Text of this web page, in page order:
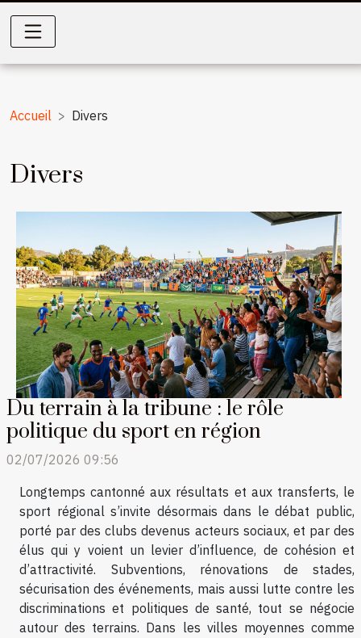
Accueil Divers
Divers
Du terrain à la tribune : le rôle
politique du sport en région
02/07/2026 09:56
Longtemps cantonné aux résultats et aux transferts, le
sport régional s’invite désormais dans le débat public,
porté par des clubs devenus acteurs sociaux, et par des
élus qui y voient un levier d’influence, de cohésion et
d’attractivité. Subventions, rénovations de stades,
sécurisation des événements, mais aussi lutte contre les
discriminations et politiques de santé, tout se négocie
autour des terrains. Dans les villes moyennes comme